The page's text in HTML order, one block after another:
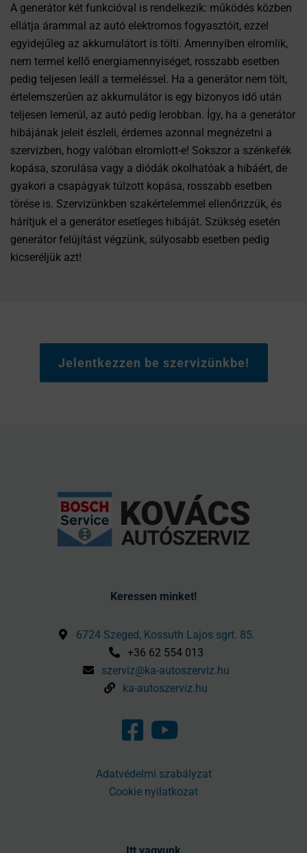
A generátor két funkcióval is rendelkezik: működés közben
ellátja árammal az autó elektromos fogyasztóit, ezzel
egyidejűleg az akkumulátort is tölti. Amennyiben elromlik,
nem termel kellő energiamennyiséget, rosszabb esetben
pedig teljesen leáll a termeléssel. Ha a generátor nem tölt,
értelemszerűen az akkumulátor is egy bizonyos idő után
teljesen lemerül, az autó pedig lerobban. Így, ha a generátor
hibájának jeleit észleli, érdemes azonnal megnézetni a
szervizben, hogy valóban elromlott-e! Sokszor a szénkefék
kopása, szorulása vagy a diódák okolhatóak a hibáért, de
gyakori a csapágyak túlzott kopása, rosszabb esetben
törése is. Szervizünkben szakértelemmel ellenőrizzük, és
hárítjuk el a generátor esetleges hibáját. Szükség esetén
generátor felújítást végzünk, súlyosabb esetben pedig
kicseréljük azt!
Jelentkezzen be szervizünkbe!
Keressen minket!
6724 Szeged, Kossuth Lajos sgrt. 85.
+36 62 554 013
szerviz@ka-autoszerviz.hu
ka-autoszerviz.hu
Adatvédelmi szabályzat
Cookie nyilatkozat